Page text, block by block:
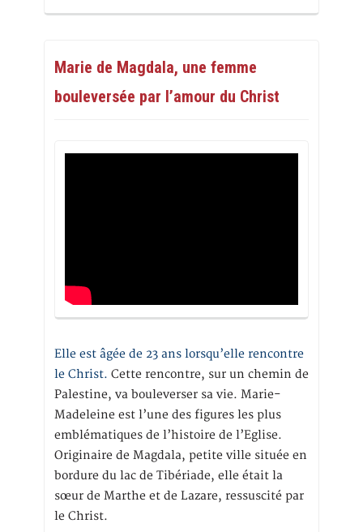
Marie de Magdala, une femme
bouleversée par l’amour du Christ
Elle est âgée de 23 ans lorsqu’elle rencontre
le Christ. Cette rencontre, sur un chemin de
Palestine, va bouleverser sa vie. Marie-
Madeleine est l’une des figures les plus
emblématiques de l’histoire de l’Eglise.
Originaire de Magdala, petite ville située en
bordure du lac de Tibériade, elle était la
sœur de Marthe et de Lazare, ressuscité par
le Christ.